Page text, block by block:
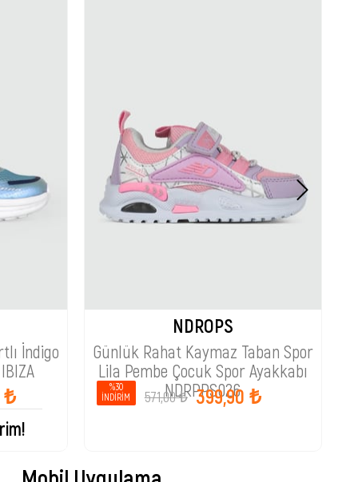
İndigo
₺
NDROPS
Günlük Rahat Kaymaz Taban Spor
Lila Pembe Çocuk Spor Ayakkabı
NDRPPS026
399,90 ₺
571,00 ₺
%30
İNDIRIM